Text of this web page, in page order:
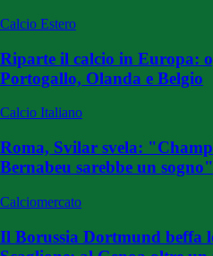
Calcio Estero
Riparte il calcio in Europa:
Portogallo, Olanda e Belgio
Calcio Italiano
Roma, Svilar svela:
Bernabeu sarebbe un sogno"
Calciomercato
Il Borussia Dortmund beffa